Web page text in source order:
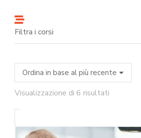
Filtra i corsi
Visualizzazione di 6 risultati